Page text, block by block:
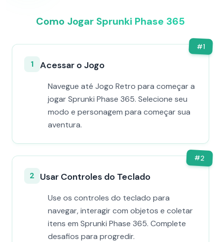
Como Jogar Sprunki Phase 365
#1
1 Acessar o Jogo
Navegue até Jogo Retro para começar a
jogar Sprunki Phase 365. Selecione seu
modo e personagem para começar sua
aventura.
#2
2 Usar Controles do Teclado
Use os controles do teclado para
navegar, interagir com objetos e coletar
itens em Sprunki Phase 365. Complete
desafios para progredir.